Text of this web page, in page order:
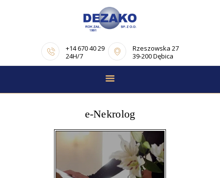
+14 670 40 29
24H/7
Rzeszowska 27
39-200 Dębica
STRONA GŁÓWNA
OFERTA
PORADNIK
POGRZEBOWY
OPINIE
e-Nekrolog